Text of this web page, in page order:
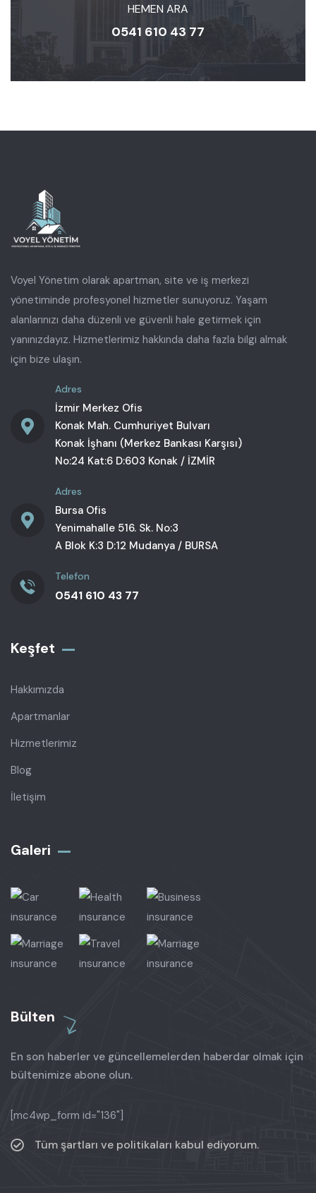
HEMEN ARA
0541 610 43 77
Voyel Yönetim olarak apartman, site ve iş merkezi
yönetiminde profesyonel hizmetler sunuyoruz. Yaşam
alanlarınızı daha düzenli ve güvenli hale getirmek için
yanınızdayız. Hizmetlerimiz hakkında daha fazla bilgi almak
için bize ulaşın.
Adres
İzmir Merkez Ofis
Konak Mah. Cumhuriyet Bulvarı
Konak İşhanı (Merkez Bankası Karşısı)
No:24 Kat:6 D:603 Konak / İZMİR
Adres
Bursa Ofis
Yenimahalle 516. Sk. No:3
A Blok K:3 D:12 Mudanya / BURSA
Telefon
0541 610 43 77
Keşfet
Hakkımızda
Apartmanlar
Hizmetlerimiz
Blog
İletişim
Galeri
Bülten
En son haberler ve güncellemelerden haberdar olmak için
bültenimize abone olun.
[mc4wp_form id="136"]
Tüm şartları ve politikaları kabul ediyorum.